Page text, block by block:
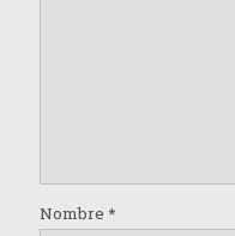
Nombre *